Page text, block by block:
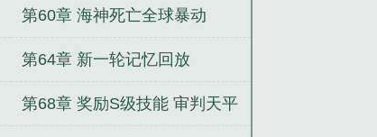
硬币
第60章 海神死亡全球暴动
第64章 新一轮记忆回放
第68章 奖励S级技能 审判天平